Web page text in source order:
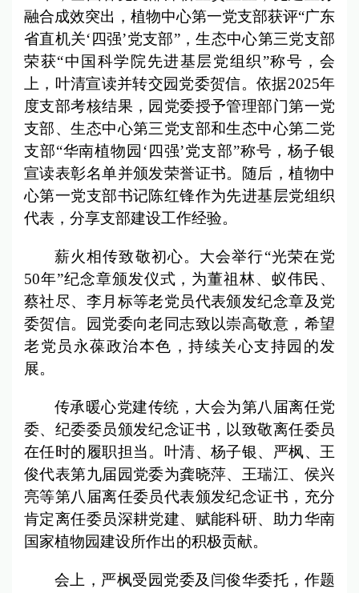
融合成效突出，植物中心第一党支部获评“广东
省直机关‘四强’党支部”，生态中心第三党支部
荣获“中国科学院先进基层党组织”称号，会
上，叶清宣读并转交园党委贺信。依据2025年
度支部考核结果，园党委授予管理部门第一党
支部、生态中心第三党支部和生态中心第二党
支部“华南植物园‘四强’党支部”称号，杨子银
宣读表彰名单并颁发荣誉证书。随后，植物中
心第一党支部书记陈红锋作为先进基层党组织
代表，分享支部建设工作经验。
薪火相传致敬初心。大会举行“光荣在党
50年”纪念章颁发仪式，为董祖林、蚁伟民、
蔡社尽、李月标等老党员代表颁发纪念章及党
委贺信。园党委向老同志致以崇高敬意，希望
老党员永葆政治本色，持续关心支持园的发
展。
传承暖心党建传统，大会为第八届离任党
委、纪委委员颁发纪念证书，以致敬离任委员
在任时的履职担当。叶清、杨子银、严枫、王
俊代表第九届园党委为龚晓萍、王瑞江、侯兴
亮等第八届离任委员代表颁发纪念证书，充分
肯定离任委员深耕党建、赋能科研、助力华南
国家植物园建设所作出的积极贡献。
会上，严枫受园党委及闫俊华委托，作题